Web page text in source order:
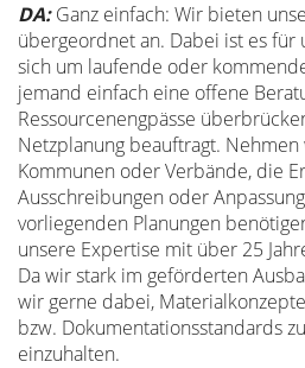
DA:Ganz einfach: Wir bieten
übergeordnet an. Dabei ist es für
sich um laufende oder
jemand einfach eine offene
Ressourcenengpässe
Netzplanung beauftragt.
Kommunen oder Verbände, die
Ausschreibungen oder
vorliegenden Planungen
unsere Expertise mit über 25
Da wir stark im geförderten
wir gerne dabei,
bzw. Dokumentationsstandards
einzuhalten.